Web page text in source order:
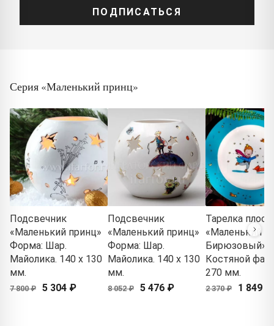
ПОДПИСАТЬСЯ
Серия «Маленький принц»
Подсвечник
«Маленький принц»
Форма: Шар.
Майолика. 140 x 130
мм.
7 800 ₽ 5 304 ₽
Подсвечник
«Маленький принц»
Форма: Шар.
Майолика. 140 x 130
мм.
8 052 ₽ 5 476 ₽
Тарелка
«Маленький
Бирюзовый»
Костяной
270 мм.
2 370 ₽ 1 849 ₽